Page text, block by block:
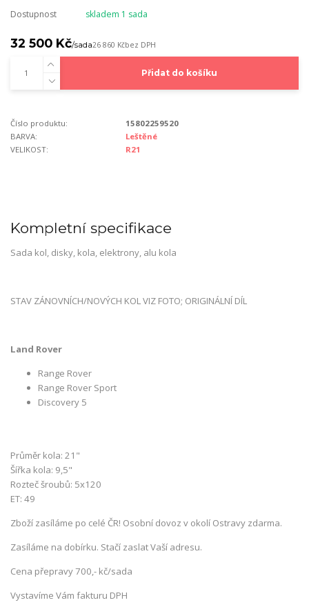
Dostupnost skladem 1 sada
32 500 Kč/sada26 860 Kčbez DPH
Přidat do košíku
Číslo produktu:
15802259520
BARVA:
Leštěné
VELIKOST:
R21
Kompletní specifikace
Sada kol, disky, kola, elektrony, alu kola
STAV ZÁNOVNÍCH/NOVÝCH KOL VIZ FOTO; ORIGINÁLNÍ DÍL
Land Rover
Range Rover
Range Rover Sport
Discovery 5
Průměr kola: 21"
Šířka kola: 9,5"
Rozteč šroubů: 5x120
ET: 49
Zboží zasíláme po celé ČR! Osobní dovoz v okolí Ostravy zdarma.
Zasíláme na dobírku. Stačí zaslat Vaší adresu.
Cena přepravy 700,- kč/sada
Vystavíme Vám fakturu DPH